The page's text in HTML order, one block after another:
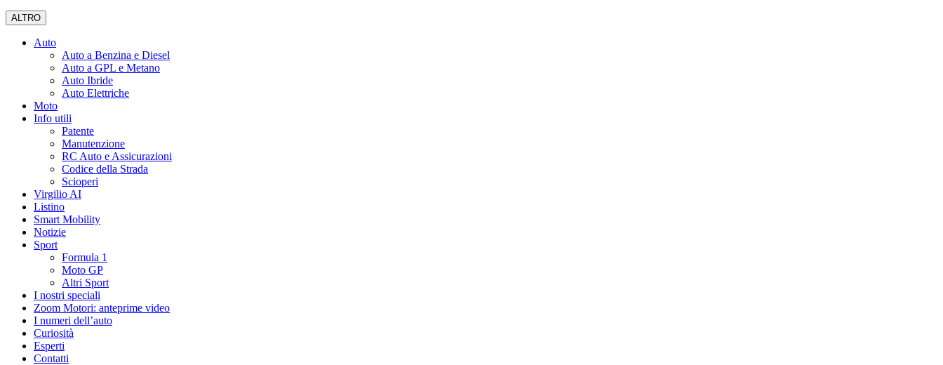
ALTRO
Auto
Auto a Benzina e Diesel
Auto a GPL e Metano
Auto Ibride
Auto Elettriche
Moto
Info utili
Patente
Manutenzione
RC Auto e Assicurazioni
Codice della Strada
Scioperi
Virgilio AI
Listino
Smart Mobility
Notizie
Sport
Formula 1
Moto GP
Altri Sport
I nostri speciali
Zoom Motori: anteprime video
I numeri dell’auto
Curiosità
Esperti
Contatti